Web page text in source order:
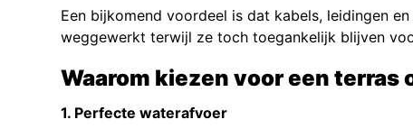
Een bijkomend voordeel is dat kabels, leidingen
weggewerkt terwijl ze toch toegankelijk blijven
Waarom kiezen voor een terras
1. Perfecte waterafvoer